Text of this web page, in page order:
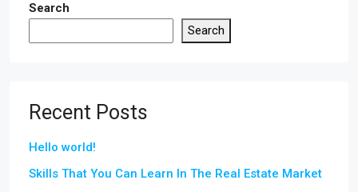
Search
Search
Recent Posts
Hello world!
Skills That You Can Learn In The Real Estate Market